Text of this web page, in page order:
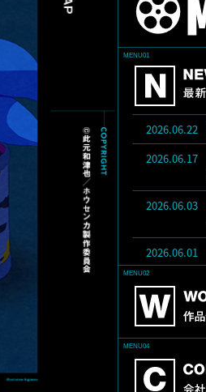
MENU01
2026.06.22
2026.06.17
2026.06.03
2026.06.01
2026.05.18
2026.05.18
2026.05.08
MENU02
MENU04